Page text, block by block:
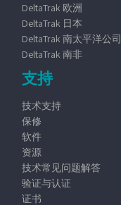
DeltaTrak 欧洲
DeltaTrak 日本
DeltaTrak 南太平洋公司
DeltaTrak 南非
支持
技术支持
保修
软件
资源
技术常见问题解答
验证与认证
证书